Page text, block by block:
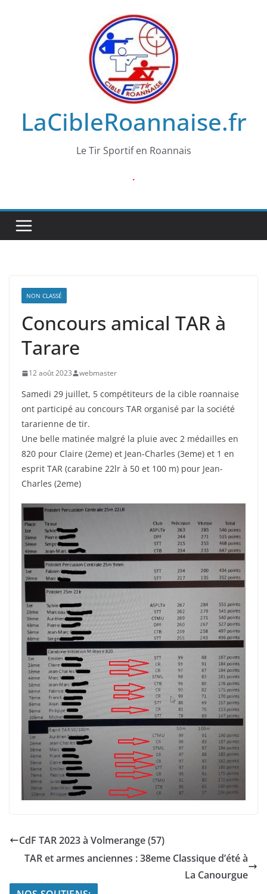
LaCibleRoannaise.fr
Le Tir Sportif en Roannais
.
NON CLASSÉ
Concours amical TAR à
Tarare
12 août 2023 webmaster
Samedi 29 juillet, 5 compétiteurs de la cible roannaise
ont participé au concours TAR organisé par la société
tararienne de tir.
Une belle matinée malgré la pluie avec 2 médailles en
820 pour Claire (2eme) et Jean-Charles (3eme) et 1 en
esprit TAR (carabine 22lr à 50 et 100 m) pour Jean-
Charles (2eme)
CdF TAR 2023 à Volmerange (57)
TAR et armes anciennes : 38eme Classique d’été à
La Canourgue